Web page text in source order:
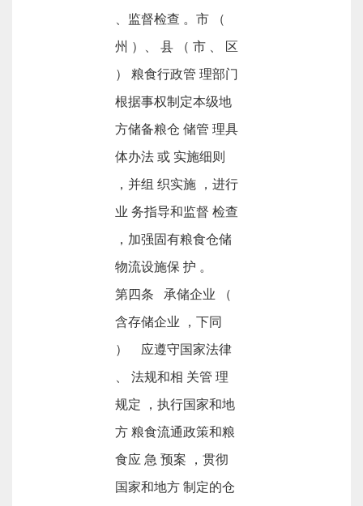
、监督检查 。市 （
州 ）、 县 （ 市 、 区
） 粮食行政管 理部门
根据事权制定本级地
方储备粮仓 储管 理具
体办法 或 实施细则
，并组 织实施 ，进行
业 务指导和监督 检查
，加强固有粮食仓储
物流设施保 护 。
第四条 承储企业 （
含存储企业 ，下同
） 应遵守国家法律
、 法规和相 关管 理
规定 ，执行国家和地
方 粮食流通政策和粮
食应 急 预案 ，贯彻
国家和地方 制定的仓